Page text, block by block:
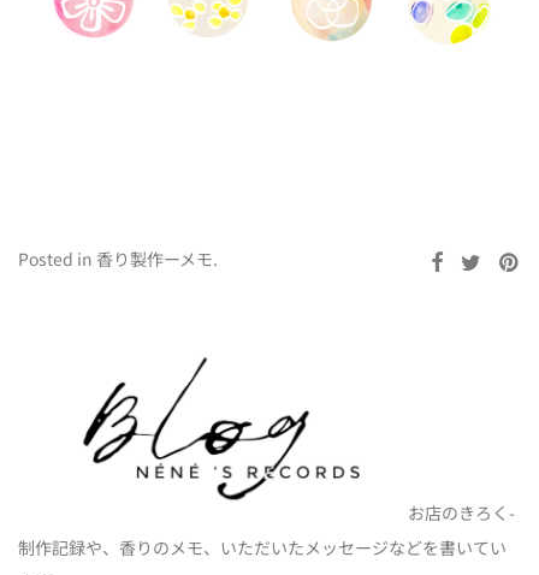
Posted in 香り製作ーメモ.
お店のきろく-
制作記録や、香りのメモ、いただいたメッセージなどを書いてい